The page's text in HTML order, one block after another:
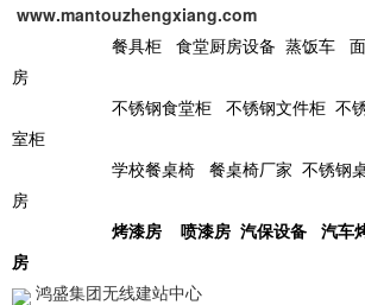
www.mantouzhengxiang.com
餐具柜 食堂厨房设备 蒸饭车
房
不锈钢食堂柜 不锈钢文件柜 不
室柜
学校餐桌椅 餐桌椅厂家 不锈钢
房
烤漆房
喷漆房 汽保设备 汽车
房
鸿盛集团无线建站中心